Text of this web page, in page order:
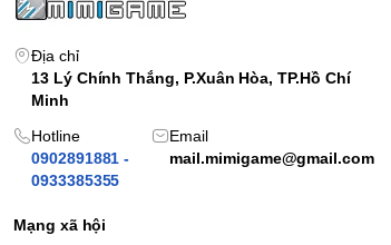
Địa chỉ
13 Lý Chính Thắng, P.Xuân Hòa, TP.Hồ Chí
Minh
Hotline
0902891881 -
0933385355
Email
mail.mimigame@gmail.com
Mạng xã hội